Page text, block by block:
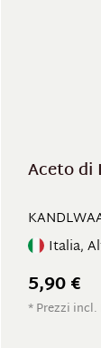
Aceto di
Italia,
5,90 €
* Prezzi